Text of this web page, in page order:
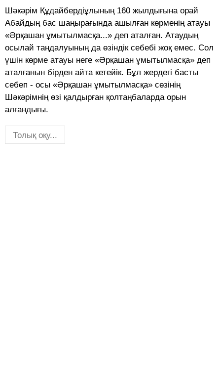
Шәкәрім Құдайбердіұлының 160 жылдығына орай
Абайдың бас шаңырағында ашылған көрменің атауы
«Әрқашан ұмытылмасқа...» деп аталған. Атаудың
осылай таңдалуының да өзіндік себебі жоқ емес. Сол
үшін көрме атауы неге «Әрқашан ұмытылмасқа» деп
аталғанын бірден айта кетейік. Бұл жердегі басты
себеп - осы «Әрқашан ұмытылмасқа» сөзінің
Шәкәрімнің өзі қалдырған қолтаңбаларда орын
алғандығы.
Толық оқу...